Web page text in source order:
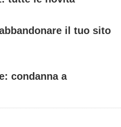
il tuo sito
condanna a